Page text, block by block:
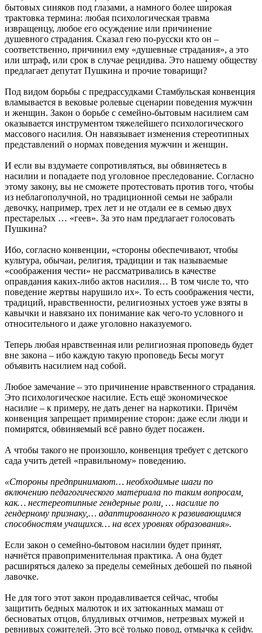
бытовых синяков под глазами, а намного более широкая
трактовка термина: любая психологическая травма
извращенцу, любое его осуждение или причинение
душевного страдания. Сказал гею по-русски кто он –
соответственно, причинил ему «душевные страдания», а это
или штраф, или срок в случае рецидива. Это нашему обществу
предлагает депутат Пушкина и прочие товарищи?
Под видом борьбы с предрассудками Стамбульская конвенция
вламывается в вековые ролевые сценарии поведения мужчин
и женщин. Закон о борьбе с семейно-бытовым насилием сам
оказывается инструментом тяжелейшего психологического
массового насилия. Он навязывает изменения стереотипных
представлений о нормах поведения мужчин и женщин.
И если вы вздумаете сопротивляться, вы обвиняетесь в
насилии и попадаете под уголовное преследование. Согласно
этому закону, вы не сможете протестовать против того, чтобы
из неблагополучной, но традиционной семьи не забрали
девочку, например, трех лет и не отдали ее в семью двух
престарелых … «геев». За это нам предлагает голосовать
Пушкина?
Ибо, согласно конвенции, «стороны обеспечивают, чтобы
культура, обычаи, религия, традиции и так называемые
«соображения чести» не рассматривались в качестве
оправдания каких-либо актов насилия… В том числе то, что
поведение жертвы нарушило их». То есть соображения чести,
традиций, нравственности, религиозных устоев уже взяты в
кавычки и навязано их понимание как чего-то условного и
относительного и даже уголовно наказуемого.
Теперь любая нравственная или религиозная проповедь будет
вне закона – ибо каждую такую проповедь Бесы могут
объявить насилием над собой.
Любое замечание – это причинение нравственного страдания.
Это психологическое насилие. Есть ещё экономическое
насилие – к примеру, не дать денег на наркотики. Причём
конвенция запрещает примирение сторон: даже если люди и
помирятся, обвиняемый всё равно будет посажен.
А чтобы такого не произошло, конвенция требует с детского
сада учить детей «правильному» поведению.
«Стороны предпринимают… необходимые шаги по
включению педагогического материала по таким вопросам,
как… нестереотипные гендерные роли, … насилие по
гендерному признаку,… адаптированного к развивающимся
способностям учащихся… на всех уровнях образования».
Если закон о семейно-бытовом насилии будет принят,
начнётся правоприменительная практика. А она будет
расширяться далеко за пределы семейных дебошей по пьяной
лавочке.
Не для того этот закон продавливается сейчас, чтобы
защитить бедных малюток и их затюканных мамаш от
бесноватых отцов, блудливых отчимов, нетрезвых мужей и
ревнивых сожителей. Это всё только повод, отмычка к сейфу.